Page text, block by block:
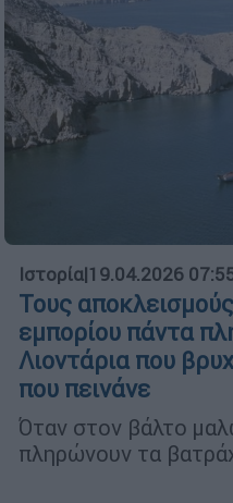
Ιστορία|19.04.2026
Τους
εμπορίου πάντα
Λιοντάρια που
που πεινάνε
Όταν στον βάλτο
πληρώνουν τα